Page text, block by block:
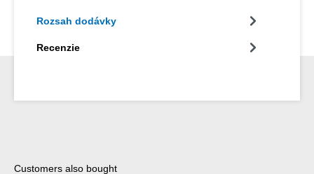
Rozsah dodávky
Recenzie
Preskočiť galériu produktov
Customers also bought